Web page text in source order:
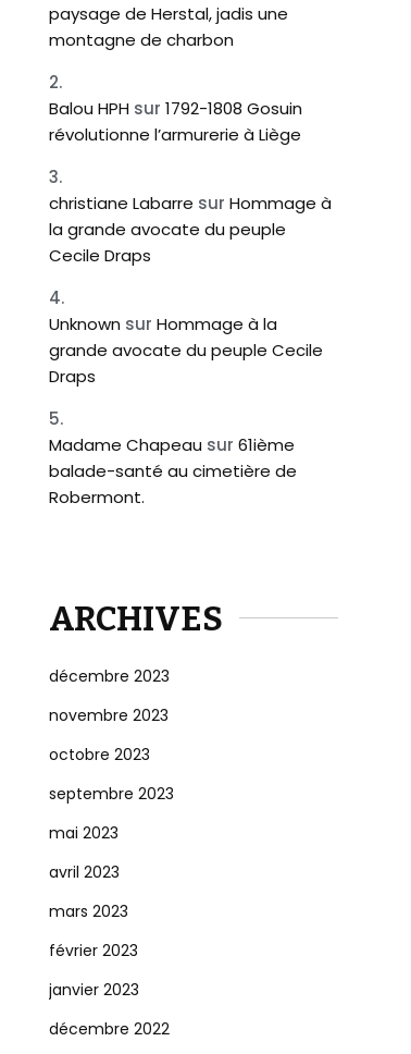
paysage de Herstal, jadis une
montagne de charbon
Balou HPH sur 1792-1808 Gosuin
révolutionne l’armurerie à Liège
christiane Labarre sur Hommage à
la grande avocate du peuple
Cecile Draps
Unknown sur Hommage à la
grande avocate du peuple Cecile
Draps
Madame Chapeau sur 61ième
balade-santé au cimetière de
Robermont.
ARCHIVES
décembre 2023
novembre 2023
octobre 2023
septembre 2023
mai 2023
avril 2023
mars 2023
février 2023
janvier 2023
décembre 2022